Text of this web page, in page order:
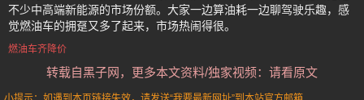
不少中高端新能源的市场份额。大家一边算油耗一边聊驾驶乐趣，感
觉燃油车的拥趸又多了起来，市场热闹得很。
燃油车齐降价
转载自黑子网，更多本文资料/独家视频：请看原文